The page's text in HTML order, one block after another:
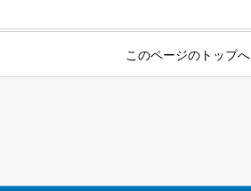
このページのトップへ